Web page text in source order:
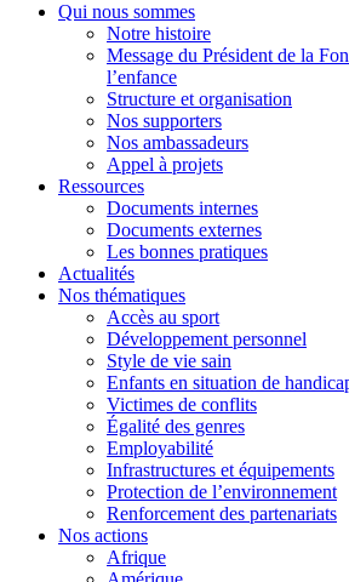
Qui nous sommes
Notre histoire
Message du Président de la
l’enfance
Structure et organisation
Nos supporters
Nos ambassadeurs
Appel à projets
Ressources
Documents internes
Documents externes
Les bonnes pratiques
Actualités
Nos thématiques
Accès au sport
Développement personnel
Style de vie sain
Enfants en situation de
Victimes de conflits
Égalité des genres
Employabilité
Infrastructures et équipements
Protection de l’environnement
Renforcement des partenariats
Nos actions
Afrique